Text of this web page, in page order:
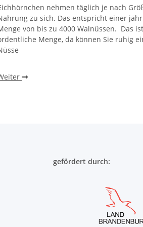
nehmen täglich je nach
zu sich. Das entspricht einer
von bis zu 4000 Walnüssen. Das
Menge, da können Sie ruhig
gefördert durch: